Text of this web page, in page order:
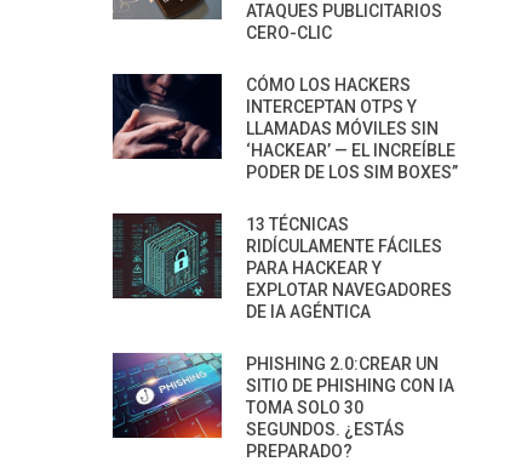
ATAQUES PUBLICITARIOS
CERO-CLIC
CÓMO LOS HACKERS
INTERCEPTAN OTPS Y
LLAMADAS MÓVILES SIN
‘HACKEAR’ — EL INCREÍBLE
PODER DE LOS SIM BOXES”
13 TÉCNICAS
RIDÍCULAMENTE FÁCILES
PARA HACKEAR Y
EXPLOTAR NAVEGADORES
DE IA AGÉNTICA
PHISHING 2.0:CREAR UN
SITIO DE PHISHING CON IA
TOMA SOLO 30
SEGUNDOS. ¿ESTÁS
PREPARADO?